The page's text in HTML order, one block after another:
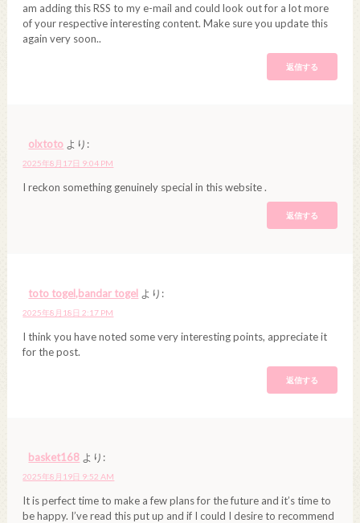
am adding this RSS to my e-mail and could look out for a lot more
of your respective interesting content. Make sure you update this
again very soon..
返信する
olxtoto より:
2025年8月17日 9:04 PM
I reckon something genuinely special in this website .
返信する
toto togel,bandar togel より:
2025年8月18日 2:17 PM
I think you have noted some very interesting points, appreciate it
for the post.
返信する
basket168 より:
2025年8月19日 9:52 AM
It is perfect time to make a few plans for the future and it’s time to
be happy. I’ve read this put up and if I could I desire to recommend